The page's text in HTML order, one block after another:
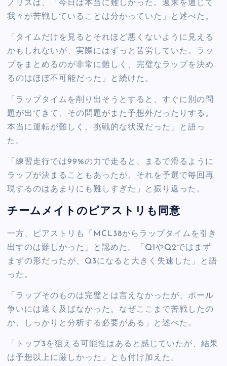
ノリスは、「今日は本当に難しかった。週末を通じて
我々が苦戦していることは分かっていた」と述べた。
「タイムだけを見るとそれほど悪くないように見える
かもしれないが、実際にはずっと苦労していた。ラッ
プをまとめるのが非常に難しく、完璧なラップを決め
るのはほぼ不可能だった」と続けた。
「ラップタイムを削り出そうとすると、すぐに別の問
題が出てきて、その問題がまた予想外だったりする。
本当に運転が難しく、挑戦的な状況だった」と語っ
た。
「練習走行では99%の力で走ると、まるで滑るように
ラップが決まることもあったが、それを予選で毎回再
現するのはあまりにも難しすぎた」と振り返った。
チームメイトのピアストリも同意
一方、ピアストリも「MCL38からラップタイムを引き
出すのは難しかった」と認めた。「Q1やQ2ではまず
まずの形だったが、Q3になると大きく失速した」と語
った。
「ラップそのものは完璧とは言えなかったが、ポール
争いには遠く及ばなかった。なぜここまで苦戦したの
か、しっかりと分析する必要がある」と述べた。
「トップ3を狙える可能性はあると感じていたが、結果
は予想以上に厳しかった」とも付け加えた。